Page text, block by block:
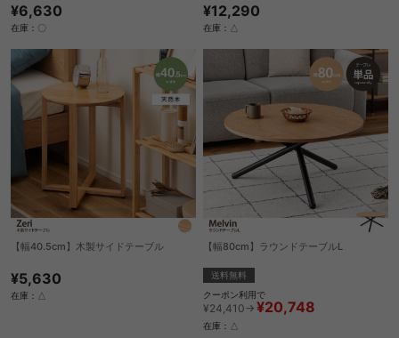
¥6,630
在庫：〇
¥12,290
在庫：△
【幅40.5cm】木製サイドテーブル
¥5,630
在庫：△
【幅80cm】ラウンドテーブルL
送料無料
クーポン利用で
¥24,410→ ¥20,748
在庫：△